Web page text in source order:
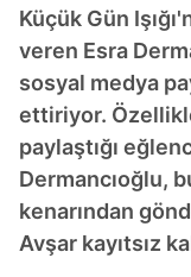
Küçük Gün
veren Esra
sosyal medya
ettiriyor.
paylaştığı
Dermancıoğlu,
kenarından
Avşar kayıtsız